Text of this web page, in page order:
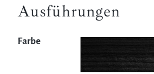
Ausführungen
Farbe